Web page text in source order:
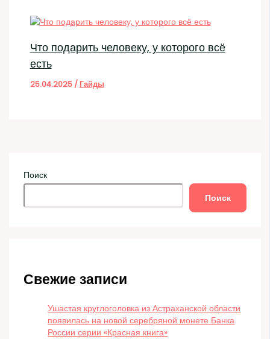
Что подарить человеку, у которого всё
есть
25.04.2025 / Гайды
Поиск
Поиск
Свежие записи
Ушастая круглоголовка из Астраханской области
появилась на новой серебряной монете Банка
России серии «Красная книга»